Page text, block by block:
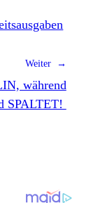
Weiter →
während
SPALTET!